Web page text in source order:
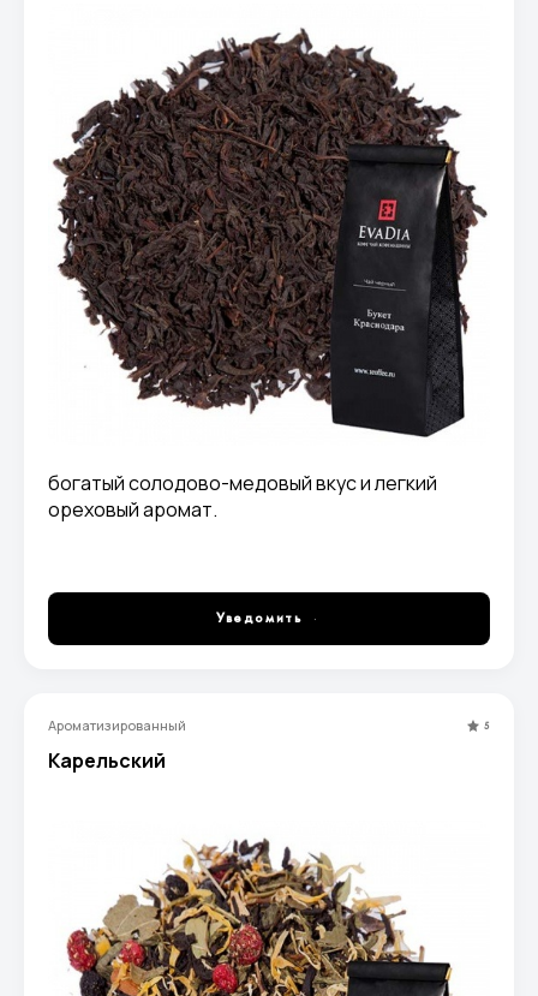
богатый солодово-медовый вкус и легкий
ореховый аромат.
Уведомить
Ароматизированный 5
Карельский